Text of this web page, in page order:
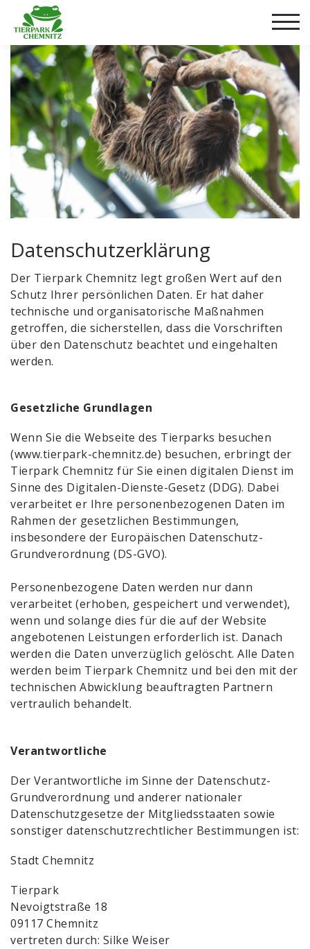
Datenschutzerklärung
Der Tierpark Chemnitz legt großen Wert auf den
Schutz Ihrer persönlichen Daten. Er hat daher
technische und organisatorische Maßnahmen
getroffen, die sicherstellen, dass die Vorschriften
über den Datenschutz beachtet und eingehalten
werden.
Gesetzliche Grundlagen
Wenn Sie die Webseite des Tierparks besuchen
(www.tierpark-chemnitz.de) besuchen, erbringt der
Tierpark Chemnitz für Sie einen digitalen Dienst im
Sinne des Digitalen-Dienste-Gesetz (DDG). Dabei
verarbeitet er Ihre personenbezogenen Daten im
Rahmen der gesetzlichen Bestimmungen,
insbesondere der Europäischen Datenschutz-
Grundverordnung (DS-GVO).
Personenbezogene Daten werden nur dann
verarbeitet (erhoben, gespeichert und verwendet),
wenn und solange dies für die auf der Website
angebotenen Leistungen erforderlich ist. Danach
werden die Daten unverzüglich gelöscht. Alle Daten
werden beim Tierpark Chemnitz und bei den mit der
technischen Abwicklung beauftragten Partnern
vertraulich behandelt.
Verantwortliche
Der Verantwortliche im Sinne der Datenschutz-
Grundverordnung und anderer nationaler
Datenschutzgesetze der Mitgliedsstaaten sowie
sonstiger datenschutzrechtlicher Bestimmungen ist:
Stadt Chemnitz
Tierpark
Nevoigtstraße 18
09117 Chemnitz
vertreten durch: Silke Weiser